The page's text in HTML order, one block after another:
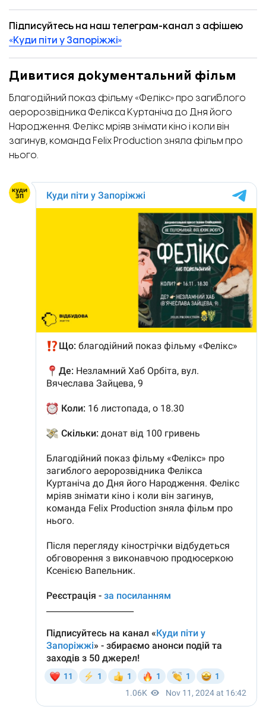
Підписуйтесь на наш телеграм-канал з афішею
«Куди піти у Запоріжжі»
Дивитися документальний фільм
Благодійний показ фільму «Фелікс» про загиблого
аеророзвідника Фелікса Куртаніча до Дня його
Народження. Фелікс мріяв знімати кіно і коли він
загинув, команда Felix Production зняла фільм про
нього.